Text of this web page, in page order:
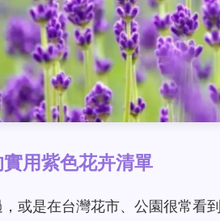
用紫色花卉清單
或是在台灣花市、公園很常看